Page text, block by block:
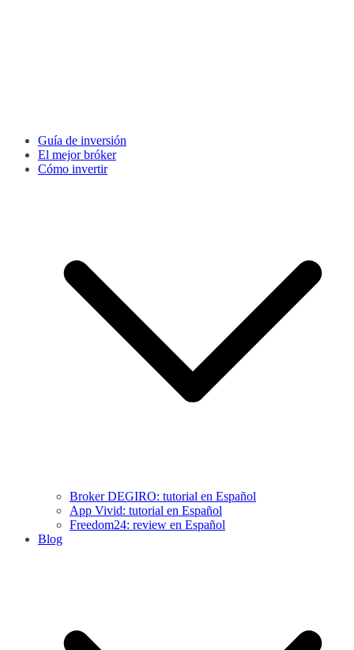
Guía de inversión
El mejor bróker
Cómo invertir
Broker DEGIRO: tutorial en Español
App Vivid: tutorial en Español
Freedom24: review en Español
Blog